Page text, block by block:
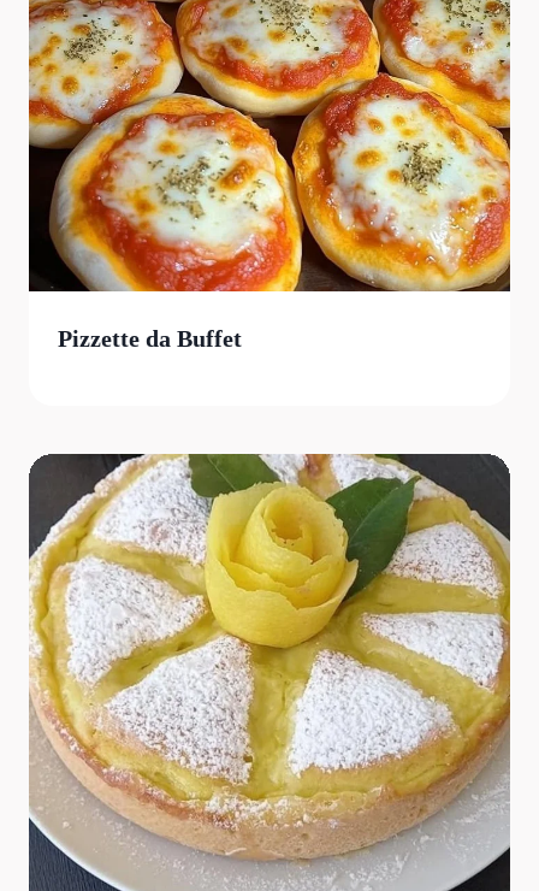
Pizzette da Buffet